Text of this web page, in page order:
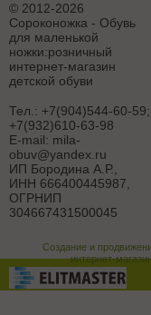
© 2012-2026
Сороконожка - Обувь
для маленькой
ножки:розничный
интернет-магазин
детской обуви
Тел.: +7(904)544-60-59;
+7(932)610-63-98
E-mail: mila-
obuv@yandex.ru
ИП Бородина А.Р.
ИНН 666400445987,
ОГРНИП
304667431500045
Создание и
интернет-